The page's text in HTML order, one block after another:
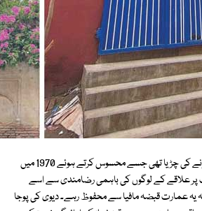
قبضہ مافیا کے لیے یہ جگہ سونے کی چڑیا تھی جسے محسوس کرتے ہوئے 1970 میں
علاقے کے لوگوں کی باہمی رضامندی سے اسے
یہ عمارت قبضہ مافیا سے محفوظ رہے۔ دیوی کی پوجا